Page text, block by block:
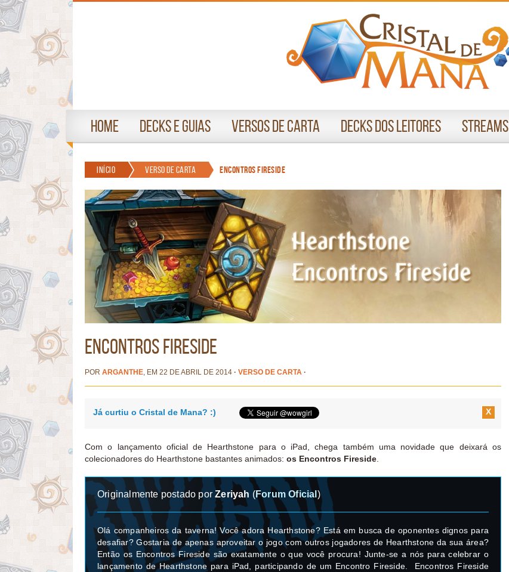
Home Decks e Guias Versos de Carta Decks dos Leitores Streams
Início Verso de Carta Encontros Fireside
Encontros Fireside
POR ARGANTHE, EM 22 DE ABRIL DE 2014 · VERSO DE CARTA ·
Já curtiu o Cristal de Mana? :) X
Com o lançamento oficial de Hearthstone para o iPad, chega também uma novidade que deixará os
colecionadores do Hearthstone bastantes animados: os Encontros Fireside
Originalmente postado porZeriyah (Forum Oficial )
Olá companheiros da taverna! Você adora Hearthstone? Está em busca de oponentes dignos para
desafiar? Gostaria de apenas aproveitar o jogo com outros jogadores de Hearthstone da sua área?
Então os Encontros Fireside são exatamente o que você procura! Junte-se a nós para celebrar o
lançamento de Hearthstone para iPad, participando de um Encontro Fireside. Encontros Fireside